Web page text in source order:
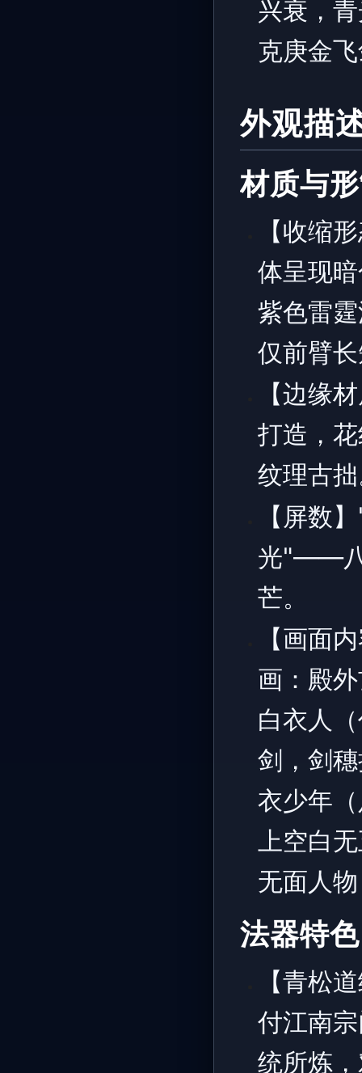
兴衰，
克庚金
外观描
材质与
【收缩
体呈现
紫色雷
仅前臂
【边缘
打造，
纹理古
【屏数
光"——八
芒。
【画面
画：殿
白衣人
剑，剑
衣少年
上空白
无面人
法器特色
【青松
付江南
统所炼